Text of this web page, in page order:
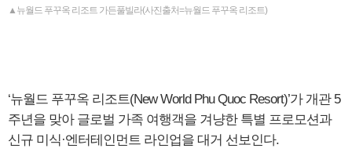
▲뉴월드 푸꾸옥 리조트 가든풀빌라(사진출처=뉴월드 푸꾸옥 리조트)
‘뉴월드 푸꾸옥 리조트(New World Phu Quoc Resort)’가 개관 5
주년을 맞아 글로벌 가족 여행객을 겨냥한 특별 프로모션과
신규 미식·엔터테인먼트 라인업을 대거 선보인다.